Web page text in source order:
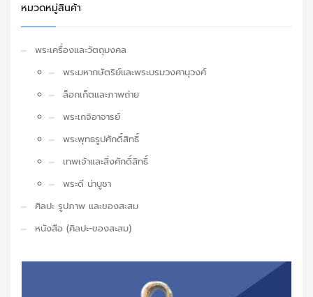
หมวดหมู่สินค้า
พระเครื่องและวัตถุมงคล
พระมหากษัตริย์และพระบรมวงศานุวงศ์
ล็อกเก็ตและภาพถ่าย
พระเกจิอาจารย์
พระพุทธรูปศักดิ์สิทธิ์
เทพเจ้าและสิ่งศักดิ์สิทธิ์
พระดี น่าบูชา
ศิลปะ รูปภาพ และของสะสม
หนังสือ (ศิลปะ-ของสะสม)